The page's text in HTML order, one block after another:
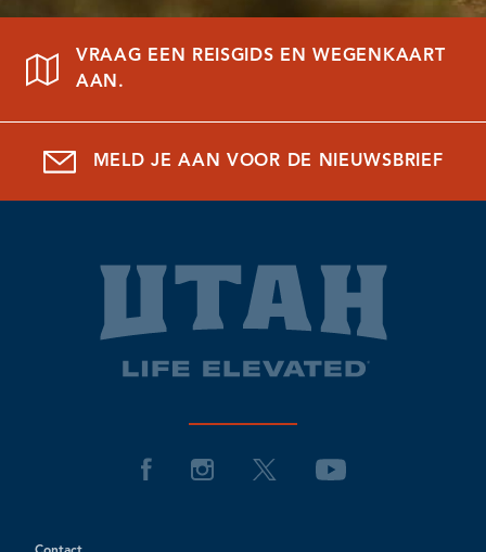
VRAAG EEN REISGIDS EN WEGENKAART
AAN.
MELD JE AAN VOOR DE NIEUWSBRIEF